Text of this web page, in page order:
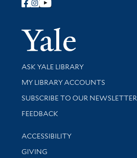
Follow Yale Library
Library Services
ASK YALE LIBRARY
Get research help and support
MY LIBRARY ACCOUNTS
SUBSCRIBE TO OUR NEWSLETTER
Stay updated with library news and
FEEDBACK
Library Information
ACCESSIBILITY
GIVING